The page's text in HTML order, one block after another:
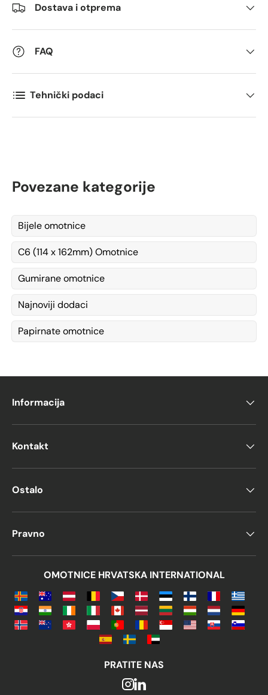
Dostava i otprema
FAQ
Tehnički podaci
Povezane kategorije
Bijele omotnice
C6 (114 x 162mm) Omotnice
Gumirane omotnice
Najnoviji dodaci
Papirnate omotnice
Informacija
Kontakt
Ostalo
Pravno
OMOTNICE HRVATSKA INTERNATIONAL
PRATITE NAS